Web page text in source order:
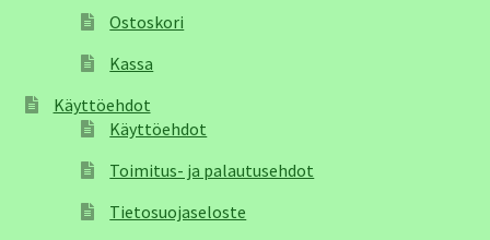
Ostoskori
Kassa
Käyttöehdot
Käyttöehdot
Toimitus- ja palautusehdot
Tietosuojaseloste